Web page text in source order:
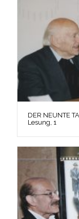
DER NEUNTE
Lesung, 1